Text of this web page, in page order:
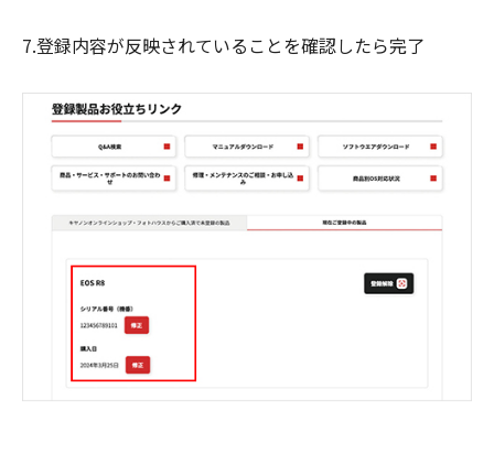
7.登録内容が反映されていることを確認したら完了